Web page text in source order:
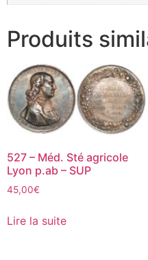
Produits
527 – Méd. Sté agricole
Lyon p.ab – SUP
45,00€
Lire la suite